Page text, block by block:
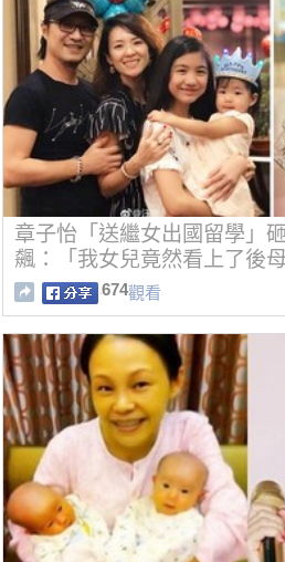
章子怡「送繼女出國留學」
飆：「我女兒竟然看上了後
翻！
674觀看